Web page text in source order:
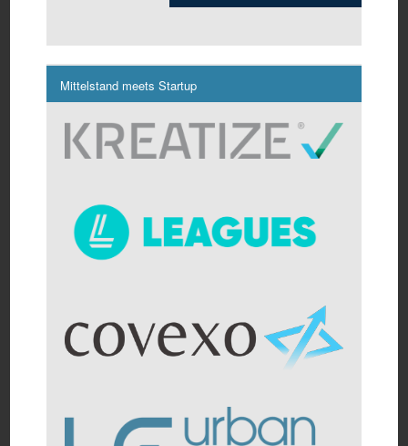
Mittelstand meets Startup